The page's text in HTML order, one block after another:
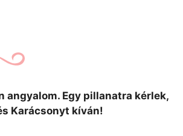
angyalom. Egy pillanatra kérlek,
Karácsonyt kíván!